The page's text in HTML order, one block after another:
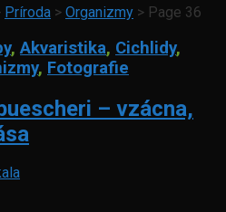
Príroda > Organizmy > Page 36
,Akvaristika, Cichlidy,
, Fotografie
– vzácna,